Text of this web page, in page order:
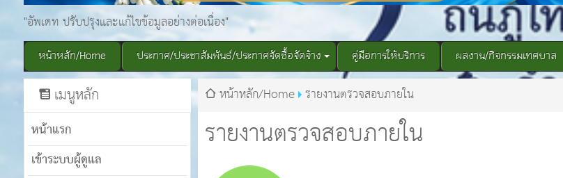
"อัพเดท ปรับปรุงและแก้ไขข้อมูลอย่างต่อเนื่อง"
หน้าหลัก/Home ประกาศ/ประชาสัมพันธ์/ประกาศจัดซื้อจัดจ้าง คู่มือการให้บริการ ผลงาน/กิจกรรมเทศบาล
เมนูหลัก
หน้าแรก
เข้าระบบผู้ดูแล
รายงานตรวจสอบภายใน
หน้าหลัก/Home รายงานตรวจสอบภายใน